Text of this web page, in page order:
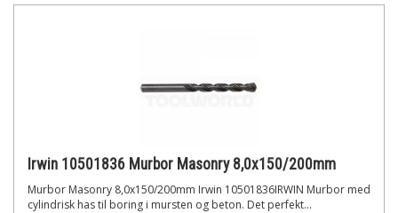
Irwin 10501836 Murbor Masonry 8,0x150/200mm
Murbor Masonry 8,0x150/200mm Irwin 10501836IRWIN Murbor med
cylindrisk has til boring i mursten og beton. Det perfekt...